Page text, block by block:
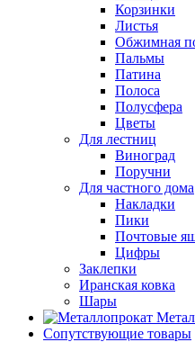
Корзинки
Листья
Обжимная
Пальмы
Патина
Полоса
Полусфера
Цветы
Для лестниц
Виноград
Поручни
Для частного дома
Накладки
Пики
Почтовые
Цифры
Заклепки
Иранская ковка
Шары
Сопутствующие товары